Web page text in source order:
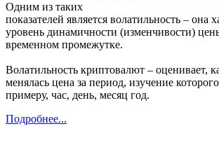
Одним из таких
показателей является волатильность – она
уровень динамичности (изменчивости)
временном промежутке.
Волатильность криптовалют – оценивает,
менялась цена за период, изучение
примеру, час, день, месяц год.
Подробнее...